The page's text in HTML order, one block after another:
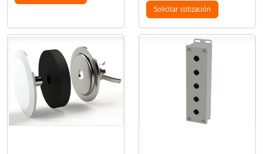
Solicitar cotización